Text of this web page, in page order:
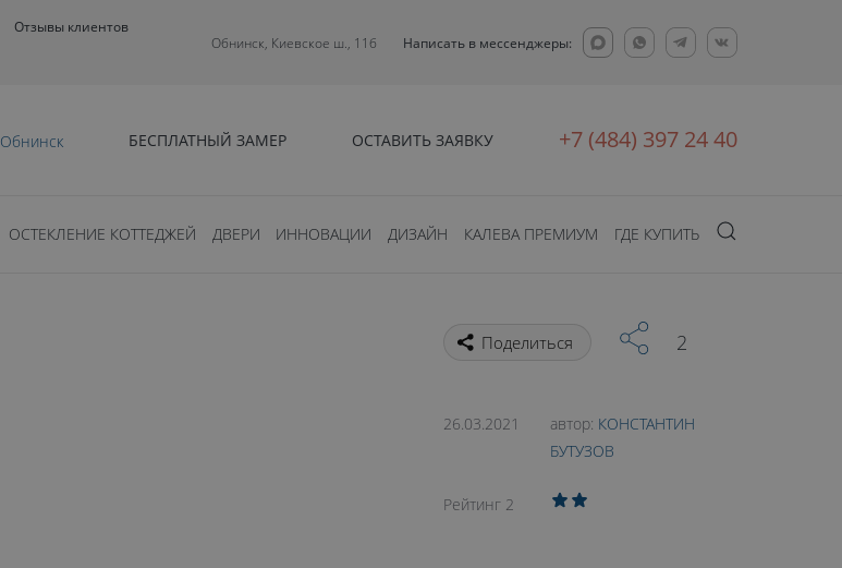
Отзывы клиентов
Обнинск, Киевское ш., 11б Написать в мессенджеры:
Обнинск БЕСПЛАТНЫЙ ЗАМЕР ОСТАВИТЬ ЗАЯВКУ +7 (484) 397 24 40
ОСТЕКЛЕНИЕ КОТТЕДЖЕЙ ДВЕРИ ИННОВАЦИИ ДИЗАЙН КАЛЕВА ПРЕМИУМ ГДЕ КУПИТЬ
Поделиться 2
26.03.2021 автор: КОНСТАНТИН
БУТУЗОВ
Рейтинг 2